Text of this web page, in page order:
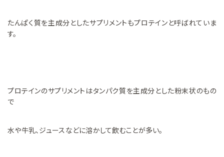
たんぱく質を主成分としたサプリメントもプロテインと呼ばれていま
す。
プロテインのサプリメントはタンパク質を主成分とした粉末状のもの
で
水や牛乳、ジュースなどに溶かして飲むことが多い。